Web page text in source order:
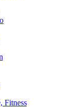
Fitness